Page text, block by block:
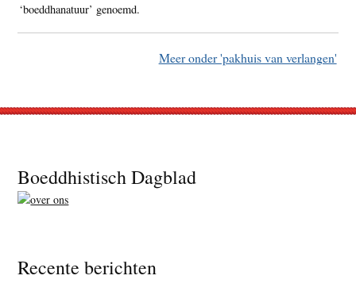
‘boeddhanatuur’ genoemd.
Meer onder 'pakhuis van verlangen'
Footer
Boeddhistisch Dagblad
Recente berichten